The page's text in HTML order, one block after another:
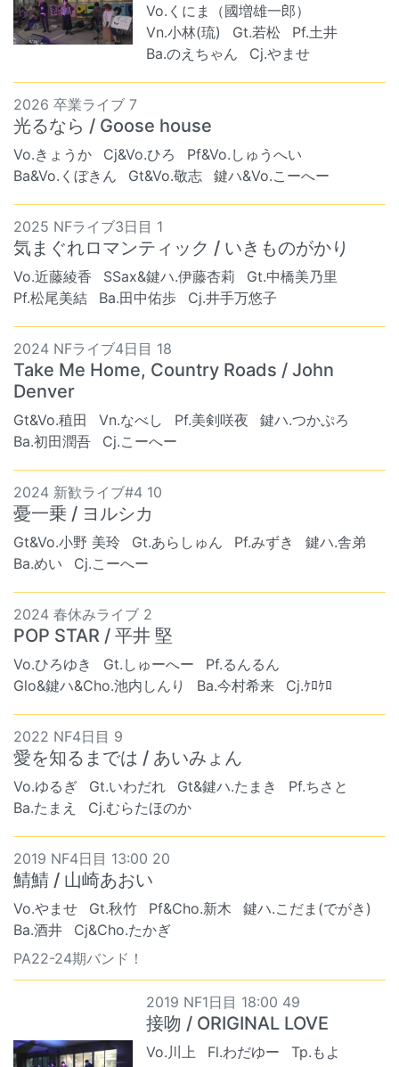
Vo.くにま（國増雄一郎）
Vn.小林(琉)
Gt.若松
Pf.土井
Ba.のえちゃん
Cj.やませ
2026 卒業ライブ 7
光るなら / Goose house
Vo.きょうか Cj&Vo.ひろ
Pf&Vo.しゅうへい
Ba&Vo.くぼきん
Gt&Vo.敬志 鍵ハ&Vo.こーへー
2025 NFライブ3日目 1
気まぐれロマンティック / いきものがかり
Vo.近藤綾香 SSax&鍵ハ.伊藤杏莉
Gt.中橋美乃里
Pf.松尾美結
Ba.田中佑歩 Cj.井手万悠子
2024 NFライブ4日目 18
Take Me Home, Country Roads / John
Denver
Gt&Vo.稙田 Vn.なべし Pf.美剣咲夜
鍵ハ.つかぷろ
Ba.初田潤吾
Cj.こーへー
2024 新歓ライブ#4 10
憂一乗 / ヨルシカ
Gt&Vo.小野 美玲 Gt.あらしゅん Pf.みずき
鍵ハ.舎弟
Ba.めい
Cj.こーへー
2024 春休みライブ 2
POP STAR / 平井 堅
Vo.ひろゆき Gt.しゅーへー
Pf.るんるん
Glo&鍵ハ&Cho.池内しんり
Ba.今村希来 Cj.ｹﾛｹﾛ
2022 NF4日目 9
愛を知るまでは / あいみょん
Vo.ゆるぎ Gt.いわだれ Gt&鍵ハ.たまき
Pf.ちさと
Ba.たまえ
Cj.むらたほのか
2019 NF4日目 13:00 20
鯖鯖 / 山崎あおい
Vo.やませ Gt.秋竹 Pf&Cho.新木
鍵ハ.こだま(でがき)
Ba.酒井
Cj&Cho.たかぎ
PA22-24期バンド！
2019 NF1日目 18:00 49
接吻 / ORIGINAL LOVE
Vo.川上 Fl.わだゆー
Tp.もよ